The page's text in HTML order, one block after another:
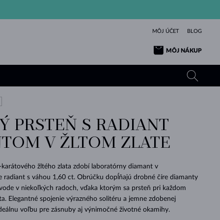
MÔJ ÚČET BLOG
MÔJ NÁKUP
VÝNIMOČNÝ
POZRIEŤ
LÁSKA
POZRIEŤ
ŽLTÉ ZLATO
RUŽOVÉ ZLATO
KRÁSOU
POZRIEŤ
TANZANITY
TOPÁSY
TURMALÍNY
VLTAVÍNY
PRE BÁBÄTKÁ
SVADOBNÉ
KRÁSNE
POZRIEŤ
TURMALÍNY
VLTAVÍNY
MINERÁLY
PERLOVÉ PRÍVESKY
BIELE ZLATO
ŽLTÉ ZLATO
PRÍVESKY
POZRIEŤ
NÁRAMKY
POZRIEŤ
ELEGANCIA
POZRIEŤ
ZAFÍRY
SMARAGDY
VLTAVÍNY
MINERÁLY
SVADOBNÉ
ŽLTÉ ZLATO
ŠPERKY
POZRIEŤ
KRÁSU
POZRIEŤ
KOLEKCIE
POZRIEŤ
PRSTEŇ S RADIANT
V ŽLTOM ZLATE
žltého zlata zdobí laboratórny diamant v
radiant s váhou 1,60 ct. Obrúčku dopĺňajú drobné číre diamanty
v niekoľkých radoch, vďaka ktorým sa prsteň pri každom
Elegantné spojenie výrazného solitéru a jemne zdobenej
voľbu pre zásnuby aj výnimočné životné okamihy.